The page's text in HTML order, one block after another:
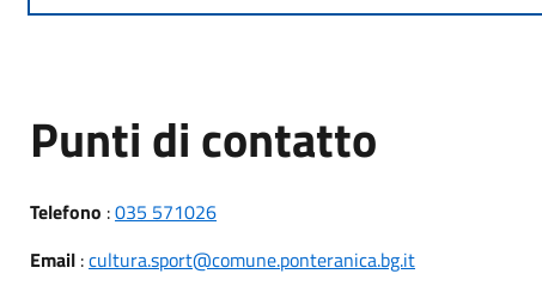
Punti di contatto
Telefono :035 571026
Email:cultura.sport@comune.ponteranica.bg.it